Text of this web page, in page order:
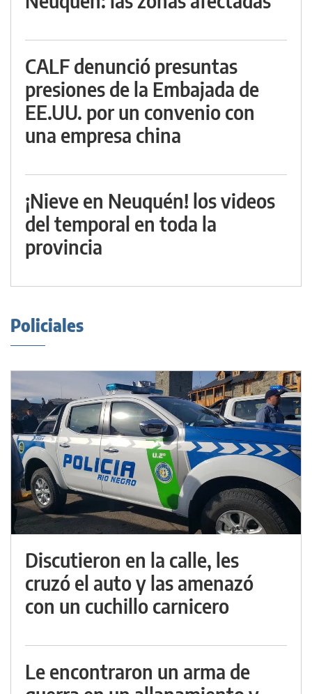
CALF denunció presuntas
presiones de la Embajada de
EE.UU. por un convenio con
una empresa china
¡Nieve en Neuquén! los videos
del temporal en toda la
provincia
Policiales
Discutieron en la calle, les
cruzó el auto y las amenazó
con un cuchillo carnicero
Le encontraron un arma de